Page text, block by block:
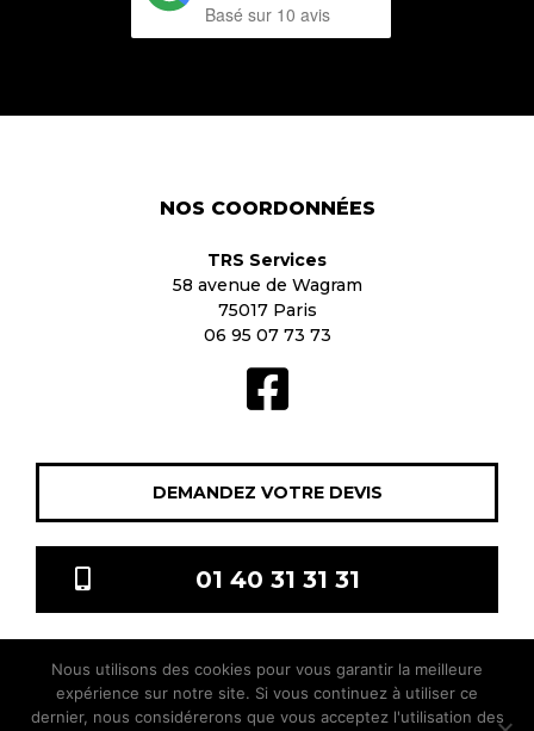
Basé sur 10 avis
NOS COORDONNÉES
TRS Services
58 avenue de Wagram
75017 Paris
06 95 07 73 73
DEMANDEZ VOTRE DEVIS
01 40 31 31 31
TRS Services © 2021 Tous droits réservés | Mentions légales
sitis.co
Nous utilisons des cookies pour vous garantir la meilleure
expérience sur notre site. Si vous continuez à utiliser ce
dernier, nous considérerons que vous acceptez l'utilisation des